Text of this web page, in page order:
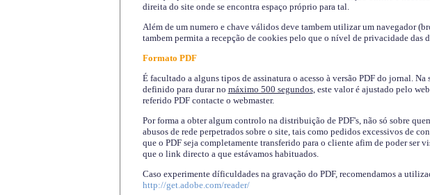
direita do site onde se encontra espaço próprio para tal.
Além de um numero e chave válidos deve tambem utilizar um navegador
tambem permita a recepção de cookies pelo que o nível de privacidade das
Formato PDF
É facultado a alguns tipos de assinatura o acesso à versão PDF do jornal. Na
definido para durar no máximo 500 segundos, este valor é ajustado pelo
referido PDF contacte o webmaster.
Por forma a obter algum controlo na distribuição de PDF's, não só sobre
abusos de rede perpetrados sobre o site, tais como pedidos excessivos de
que o PDF seja completamente transferido para o cliente afim de poder ser
que o link directo a que estávamos habituados.
Caso experimente díficuldades na gravação do PDF, recomendamos a
http://get.adobe.com/reader/